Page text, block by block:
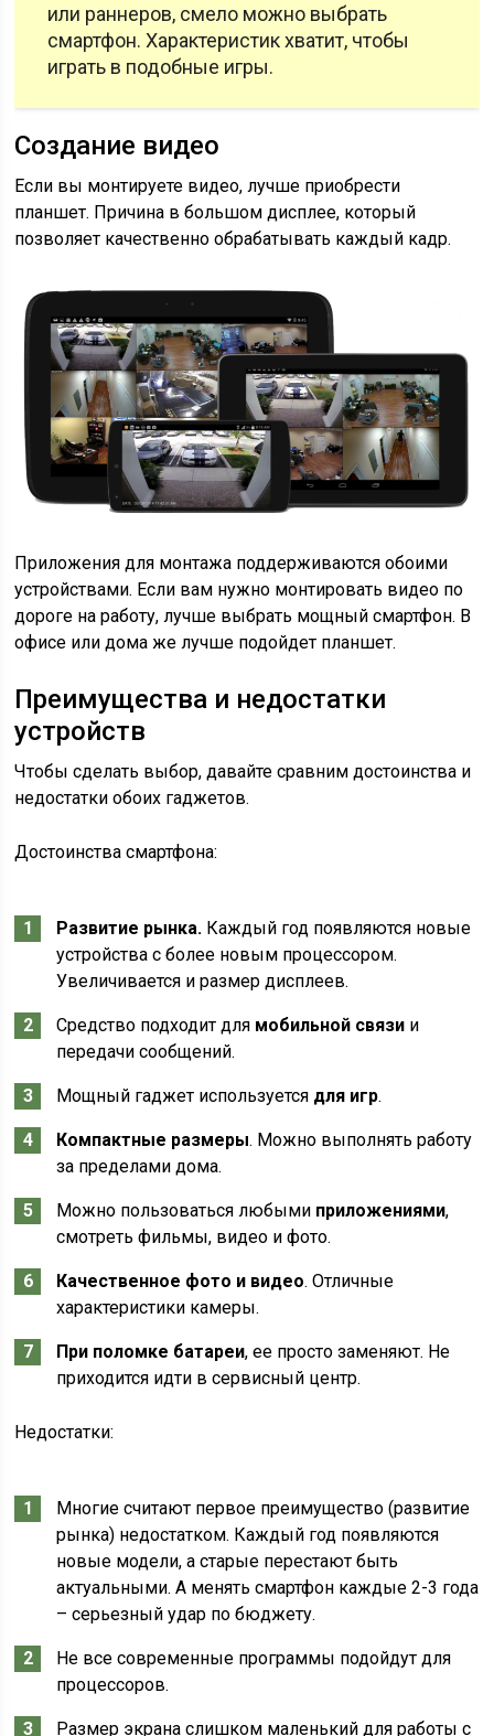
или раннеров, смело можно выбрать
смартфон. Характеристик хватит, чтобы
играть в подобные игры.
Создание видео
Если вы монтируете видео, лучше приобрести
планшет. Причина в большом дисплее, который
позволяет качественно обрабатывать каждый кадр.
Приложения для монтажа поддерживаются обоими
устройствами. Если вам нужно монтировать видео по
дороге на работу, лучше выбрать мощный смартфон. В
офисе или дома же лучше подойдет планшет.
Преимущества и недостатки
устройств
Чтобы сделать выбор, давайте сравним достоинства и
недостатки обоих гаджетов.
Достоинства смартфона:
Развитие рынка. Каждый год появляются новые
устройства с более новым процессором.
Увеличивается и размер дисплеев.
Средство подходит для мобильной связи и
передачи сообщений.
Мощный гаджет используется для игр.
Компактные размеры. Можно выполнять работу
за пределами дома.
Можно пользоваться любыми приложениями,
смотреть фильмы, видео и фото.
Качественное фото и видео. Отличные
характеристики камеры.
При поломке батареи, ее просто заменяют. Не
приходится идти в сервисный центр.
Недостатки:
Многие считают первое преимущество (развитие
рынка) недостатком. Каждый год появляются
новые модели, а старые перестают быть
актуальными. А менять смартфон каждые 2-3 года
– серьезный удар по бюджету.
Не все современные программы подойдут для
процессоров.
Размер экрана слишком маленький для работы с